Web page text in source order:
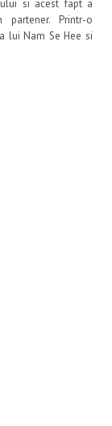
si acest fapt a
Printr-o
lui Nam Se Hee si